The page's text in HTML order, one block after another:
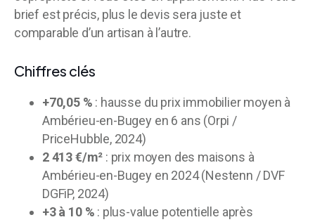
brief est précis, plus le devis sera juste et
comparable d’un artisan à l’autre.
Chiffres clés
+70,05 % : hausse du prix immobilier moyen à
Ambérieu-en-Bugey en 6 ans (Orpi /
PriceHubble, 2024)
2 413 €/m² : prix moyen des maisons à
Ambérieu-en-Bugey en 2024 (Nestenn / DVF
DGFiP, 2024)
+3 à 10 % : plus-value potentielle après